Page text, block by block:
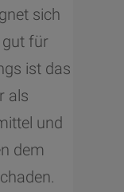
sich
für
ist das
als
und
dem